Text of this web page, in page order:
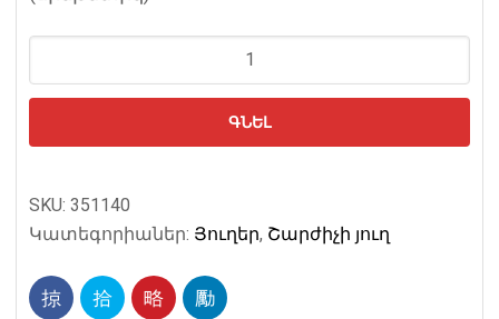
4T
ԳՆԵԼ
SKU: 351140
Կատեգորիաներ: Յուղեր, Շարժիչի յուղ